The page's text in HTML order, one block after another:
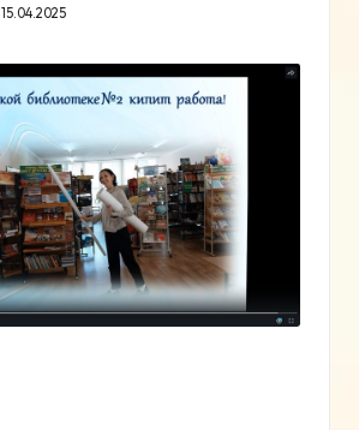
15.04.2025